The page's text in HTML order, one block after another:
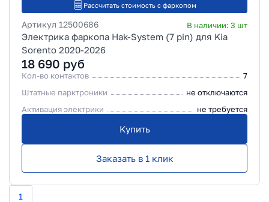
Рассчитать стоимость с фаркопом
Артикул 12500686 В наличии: 3 шт
Электрика фаркопа Hak-System (7 pin) для Kia
Sorento 2020-2026
18 690 руб
Кол-во контактов
7
Штатные парктроники
не отключаются
Активация электрики
не требуется
Купить
Заказать в 1 клик
1